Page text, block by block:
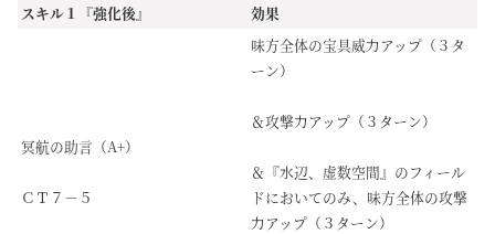
スキル１『強化後』 効果
冥航の助言（A+）
ＣＴ７－５
味方全体の宝具威力アップ（３タ
ーン）
＆攻撃力アップ（３ターン）
＆『水辺、虚数空間』のフィール
ドにおいてのみ、味方全体の攻撃
力アップ（３ターン）